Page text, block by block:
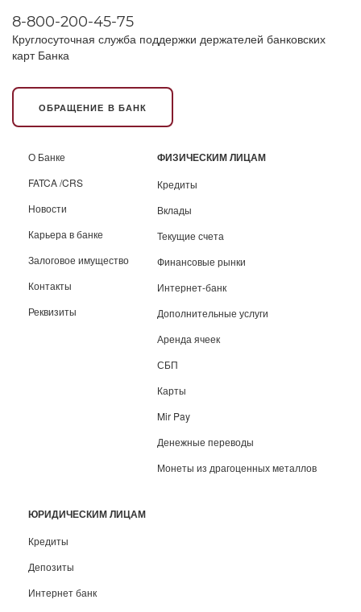
8-800-200-45-75
Круглосуточная служба поддержки держателей банковских
карт Банка
ОБРАЩЕНИЕ В БАНК
О Банке
FATCA /CRS
Новости
Карьера в банке
Залоговое имущество
Контакты
Реквизиты
ФИЗИЧЕСКИМ ЛИЦАМ
Кредиты
Вклады
Текущие счета
Финансовые рынки
Интернет-банк
Дополнительные услуги
Аренда ячеек
СБП
Карты
Mir Pay
Денежные переводы
Монеты из драгоценных металлов
ЮРИДИЧЕСКИМ ЛИЦАМ
Кредиты
Депозиты
Интернет банк